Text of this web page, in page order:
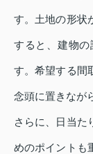
す。土地の形状
すると、建物
す。希望する間
念頭に置きなが
さらに、日当た
めのポイントも